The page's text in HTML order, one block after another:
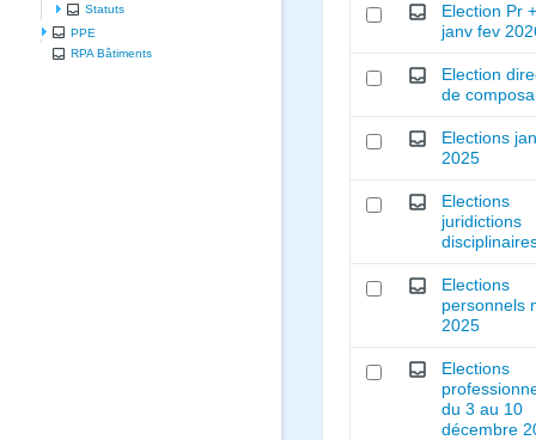
Statuts
PPE
RPA Bâtiments
Election Pr
janv fev
Election
de
Elections
2025
Elections
juridictions
Elections
personnels
2025
Elections
du 3 au 10
décembre